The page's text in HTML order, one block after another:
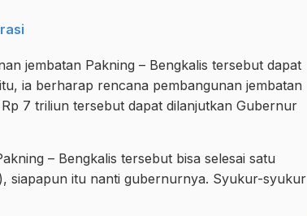
jembatan Pakning – Bengkalis tersebut dapat
ia berharap rencana pembangunan jembatan
7 triliun tersebut dapat dilanjutkan Gubernur
– Bengkalis tersebut bisa selesai satu
siapapun itu nanti gubernurnya. Syukur-syukur